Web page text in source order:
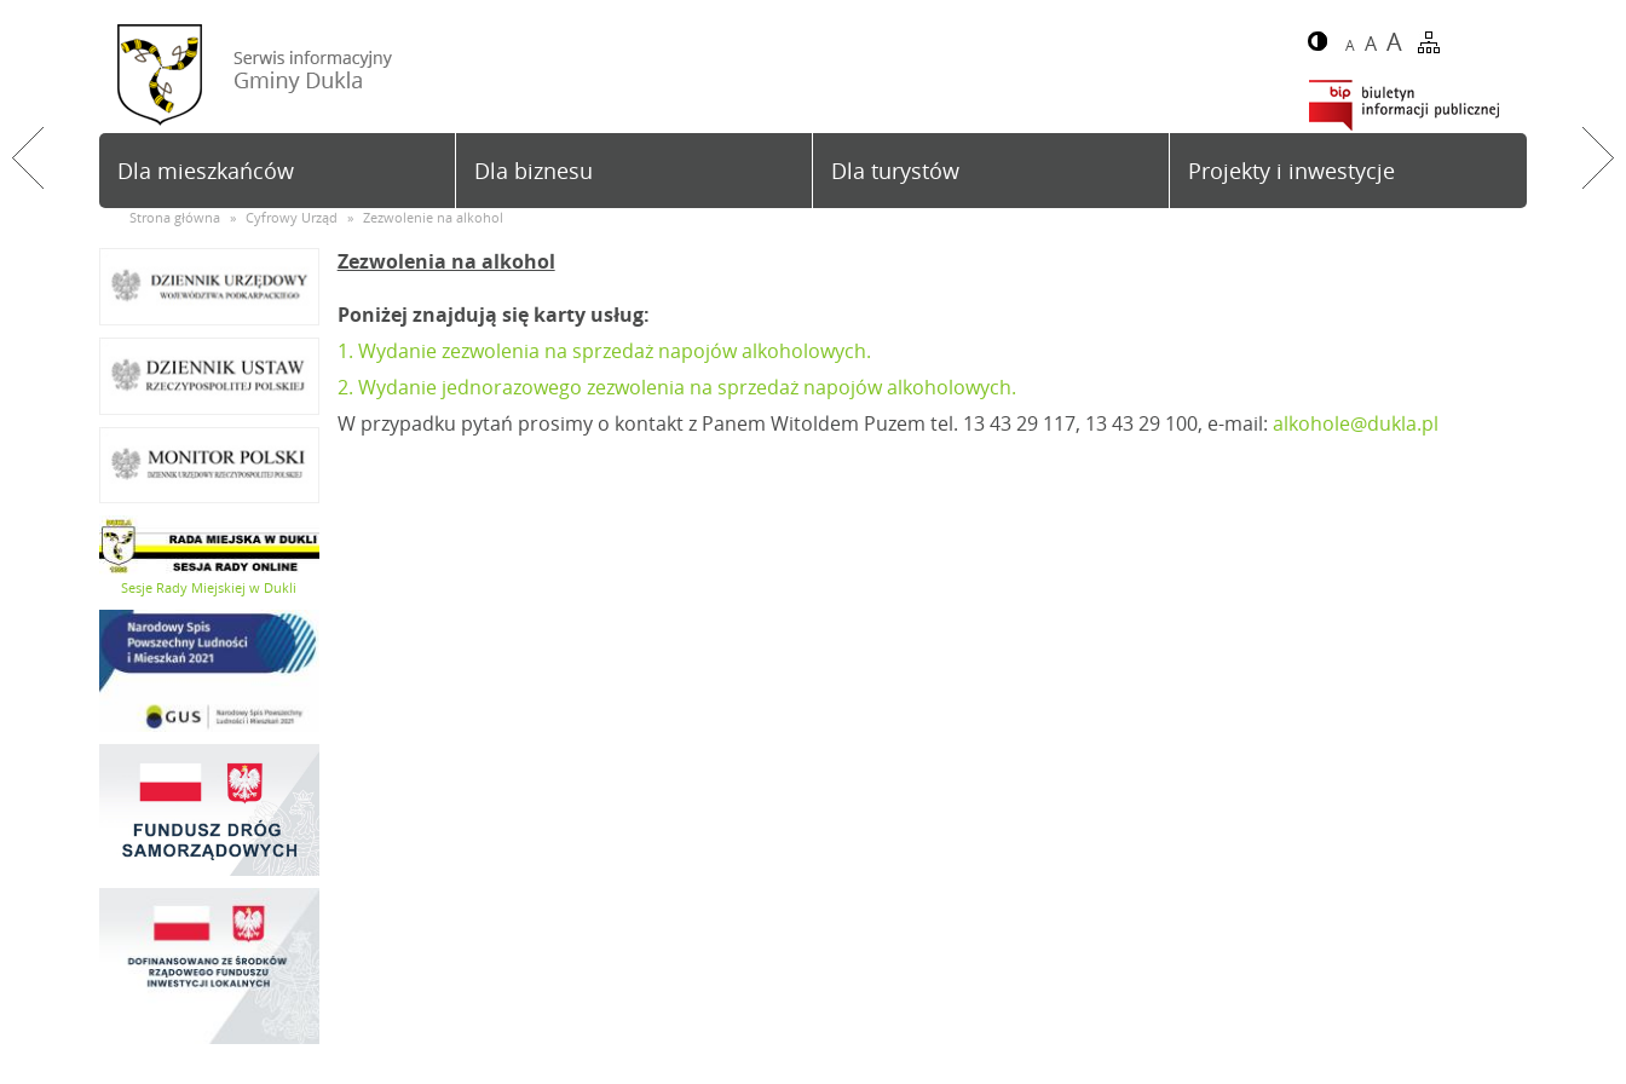
A A A
Dla mieszkańców Dla biznesu Dla turystów Projekty i inwestycje
Strona główna » Cyfrowy Urząd » Zezwolenie na alkohol
Sesje Rady Miejskiej w Dukli
Zezwolenia na alkohol
Poniżej znajdują się karty usług:
1. Wydanie zezwolenia na sprzedaż napojów alkoholowych.
2. Wydanie jednorazowego zezwolenia na sprzedaż napojów alkoholowych.
W przypadku pytań prosimy o kontakt z Panem Witoldem Puzem tel. 13 43 29 117, 13 43 29 100, e-mail: alkohole@dukla.pl